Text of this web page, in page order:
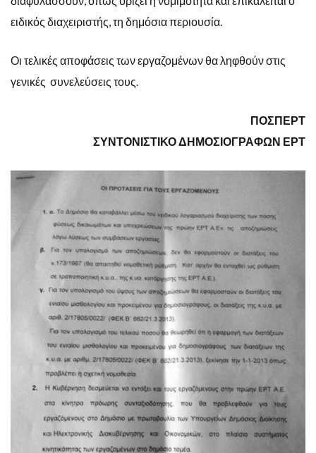
ειδικός διαχειριστής, τη δημόσια περιουσία.
Οι τελικές αποφάσεις των εργαζομένων θα ληφθούν στις
γενικές συνελεύσεις τους.
ΠΟΣΠΕΡΤ
ΣΥΝΤΟΝΙΣΤΙΚΟ ΔΗΜΟΣΙΟΓΡΑΦΩΝ ΕΡΤ